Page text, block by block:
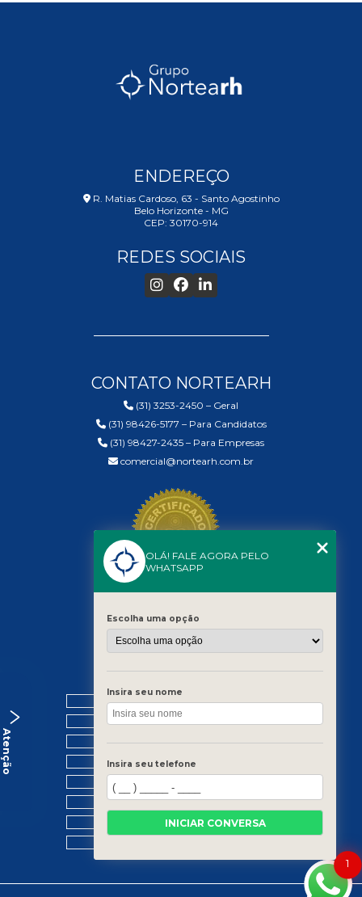
ENDEREÇO
R. Matias Cardoso, 63 - Santo Agostinho
Belo Horizonte - MG
CEP: 30170-914
REDES SOCIAIS
CONTATO NORTEARH
(31) 3253-2450 – Geral
(31) 98426-5177 – Para Candidatos
(31) 98427-2435 – Para Empresas
comercial@nortearh.com.br
MENU
HOME
QUEM SOMOS
O GRUPO
BLOG
PORTAL DE VAGAS
CATEGORIAS
Atenção
1
OLÁ! FALE AGORA PELO
WHATSAPP
Escolha uma opção
Insira seu nome
Insira seu telefone
INICIAR CONVERSA